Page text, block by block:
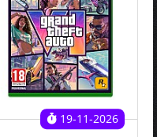
19-11-2026